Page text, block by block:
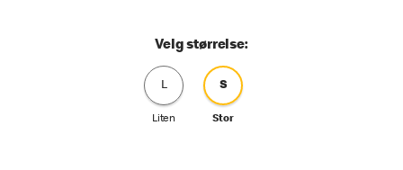
Velg størrelse:
L
Liten
S
Stor